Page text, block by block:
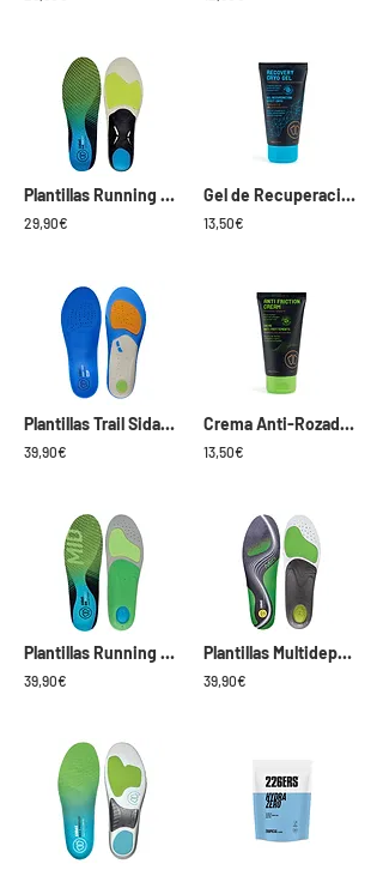
Plantillas Running Sidas 3D Protect
29,90€
Gel de Recuperación Sidas Cryo Gel
13,50€
Plantillas Trail Sidas 3Feet Mid
39,90€
Crema Anti-Rozaduras Sidas Anti Friction
13,50€
Plantillas Running Sidas 3Feet Protect Mid
39,90€
Plantillas Multideporte Sidas 3Feet Activ Mid
39,90€